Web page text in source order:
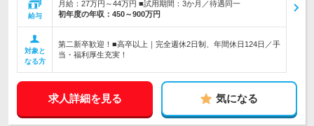
給与
月給：27万円～44万円 ■試用期間：3か月／待遇同一
初年度の年収： 450～900万円
対象と
なる方
第二新卒歓迎！■高卒以上｜完全週休2日制、年間休日124日／手
当・福利厚生充実！
求人詳細を見る 気になる